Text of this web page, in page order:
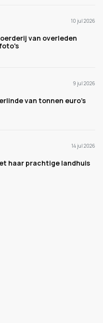
10 jul 2026
van overleden
9 jul 2026
van tonnen euro's
14 jul 2026
haar prachtige landhuis